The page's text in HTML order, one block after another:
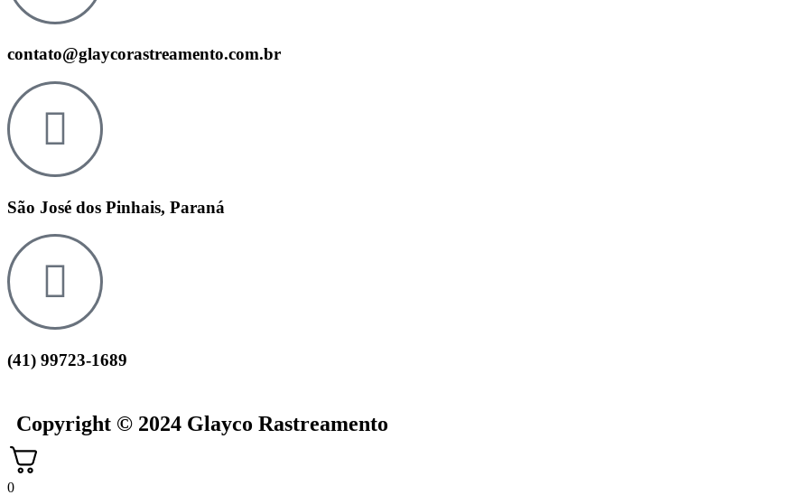
contato@glaycorastreamento.com.br
São José dos Pinhais, Paraná
(41) 99723-1689
Copyright © 2024 Glayco Rastreamento
0